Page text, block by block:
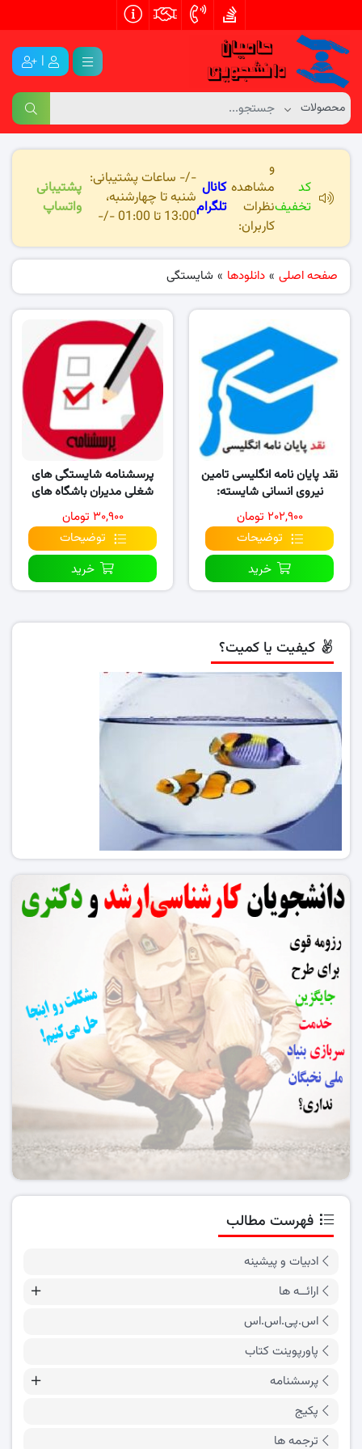
|
کد
تخفیف
و
مشاهده
نظرات
کاربران:
کانال
تلگرام
-/- ساعات پشتیبانی:
شنبه تا چهارشنبه،
13:00 تا 01:00 -/-
پشتیبانی
واتساپ
صفحه اصلی » دانلودها » شایستگی
نقد پایان نامه انگلیسی تامین
نیروی انسانی شایسته:
مقایسه شرکت های فنی و …
۲۰۲,۹۰۰ تومان
توضیحات
خرید
پرسشنامه شایستگی های
شغلی مدیران باشگاه های
ورزشی۳۰,۹۰۰ تومان
توضیحات
خرید
کیفیت یا کمیت؟
فهرست مطالب
ادبیات و پیشینه
ارائــه ها
اس.پی.اس.اس
پاورپوینت کتاب
پرسشنامه
پکیج
ترجمه ها